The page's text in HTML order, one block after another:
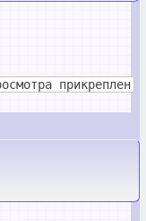
прикреплен